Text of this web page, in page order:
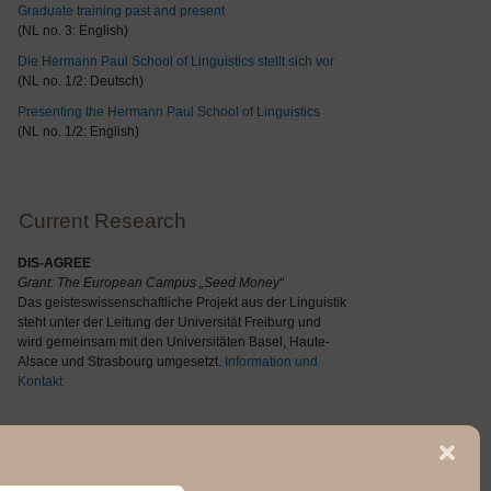
Graduate training past and present
(NL no. 3: English)
Die Hermann Paul School of Linguistics stellt sich vor
(NL no. 1/2: Deutsch)
Presenting the Hermann Paul School of Linguistics
(NL no. 1/2: English)
Current Research
DIS-AGREE
Grant: The European Campus „Seed Money“
Das geisteswissenschaftliche Projekt aus der Linguistik
steht unter der Leitung der Universität Freiburg und
wird gemeinsam mit den Universitäten Basel, Haute-
Alsace und Strasbourg umgesetzt. Information und
Kontakt